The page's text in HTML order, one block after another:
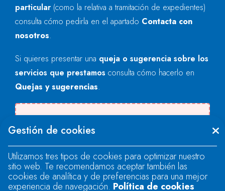
particular (como la relativa a tramitación de expedientes)
consulta cómo pedirla en el apartado Contacta con
nosotros.
Si quieres presentar una queja o sugerencia sobre los
servicios que prestamos consulta cómo hacerlo en
Quejas y sugerencias.
"text".
Se produjo un error al cargar el campo
"text".
Gestión de cookies
Utilizamos tres tipos de cookies para optimizar nuestro
sitio web. Te recomendamos aceptar también las
cookies de analítica y de preferencias para una mejor
experiencia de navegación. Política de cookies